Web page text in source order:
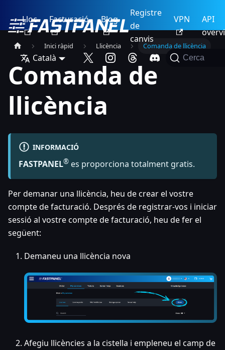
Lloc Facturació Blog
Registre
de
canvis
VPN
API
Català Cerca
Inici ràpid Llicència Comanda de llicència
Comanda de
llicència
INFORMACIÓ
FASTPANEL® es proporciona totalment gratis.
Per demanar una llicència, heu de crear el vostre
compte de facturació. Després de registrar-vos i iniciar
sessió al vostre compte de facturació, heu de fer el
següent:
Demaneu una llicència nova
Afegiu llicències a la cistella i empleneu el camp de